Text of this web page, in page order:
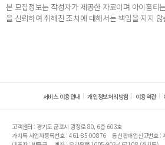
본 모집정보는 작성자가 제공한 자료이며 아이홈티
을 신뢰하여 취해진 조치에 대해서는 책임을 지지 않
서비스 이용안내 개인정보처리방침 이용약관
고객센터 : 경기도 군포시 광정로 80, 6층 603호
가치톡 사업자등록번호 : 461-85-00876
통신판매업신고번호